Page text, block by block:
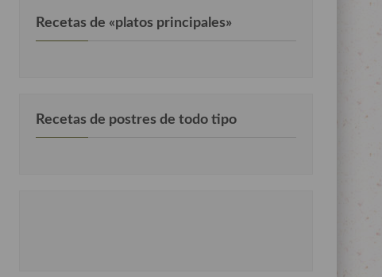
Recetas de «platos principales»
Recetas de postres de todo tipo